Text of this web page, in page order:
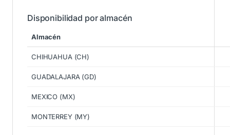
Disponibilidad por almacén
Almacén
CHIHUAHUA (CH)
GUADALAJARA (GD)
MEXICO (MX)
MONTERREY (MY)